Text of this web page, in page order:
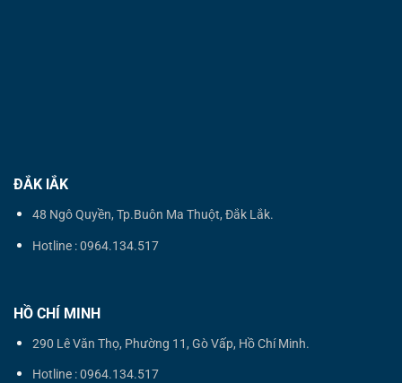
ĐẮK lẮK
48 Ngô Quyền, Tp.Buôn Ma Thuột, Đắk Lắk.
Hotline : 0964.134.517
HỒ CHÍ MINH
290 Lê Văn Thọ, Phường 11, Gò Vấp, Hồ Chí Minh.
Hotline : 0964.134.517